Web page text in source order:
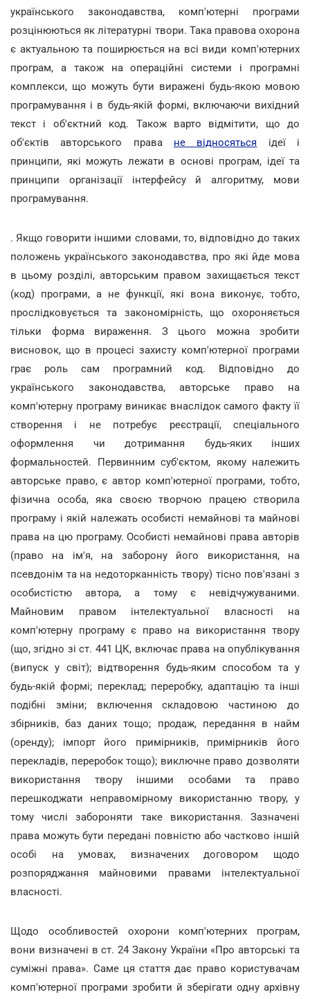
українського законодавства, комп'ютерні програми
розцінюються як літературні твори. Така правова охорона
є актуальною та поширюється на всі види комп'ютерних
програм, а також на операційні системи і програмні
комплекси, що можуть бути виражені будь-якою мовою
програмування і в будь-якій формі, включаючи вихідний
текст і об'єктний код. Також варто відмітити, що до
об'єктів авторського права не відносяться ідеї і
принципи, які можуть лежати в основі програм, ідеї та
принципи організації інтерфейсу й алгоритму, мови
програмування.
. Якщо говорити іншими словами, то, відповідно до таких
положень українського законодавства, про які йде мова
в цьому розділі, авторським правом захищається текст
(код) програми, а не функції, які вона виконує, тобто,
прослідковується та закономірність, що охороняється
тільки форма вираження. З цього можна зробити
висновок, що в процесі захисту комп'ютерної програми
грає роль сам програмний код. Відповідно до
українського законодавства, авторське право на
комп'ютерну програму виникає внаслідок самого факту її
створення і не потребує реєстрації, спеціального
оформлення чи дотримання будь-яких інших
формальностей. Первинним суб'єктом, якому належить
авторське право, є автор комп'ютерної програми, тобто,
фізична особа, яка своєю творчою працею створила
програму і якій належать особисті немайнові та майнові
права на цю програму. Особисті немайнові права авторів
(право на ім'я, на заборону його використання, на
псевдонім та на недоторканність твору) тісно пов'язані з
особистістю автора, а тому є невідчужуваними.
Майновим правом інтелектуальної власності на
комп'ютерну програму є право на використання твору
(що, згідно зі ст. 441 ЦК, включає права на опублікування
(випуск у світ); відтворення будь-яким способом та у
будь-якій формі; переклад; переробку, адаптацію та інші
подібні зміни; включення складовою частиною до
збірників, баз даних тощо; продаж, передання в найм
(оренду); імпорт його примірників, примірників його
перекладів, переробок тощо); виключне право дозволяти
використання твору іншими особами та право
перешкоджати неправомірному використанню твору, у
тому числі забороняти таке використання. Зазначені
права можуть бути передані повністю або частково іншій
особі на умовах, визначених договором щодо
розпоряджання майновими правами інтелектуальної
власності.
Щодо особливостей охорони комп'ютерних програм,
вони визначені в ст. 24 Закону України «Про авторські та
суміжні права». Саме ця стаття дає право користувачам
комп'ютерної програми зробити й зберігати одну архівну